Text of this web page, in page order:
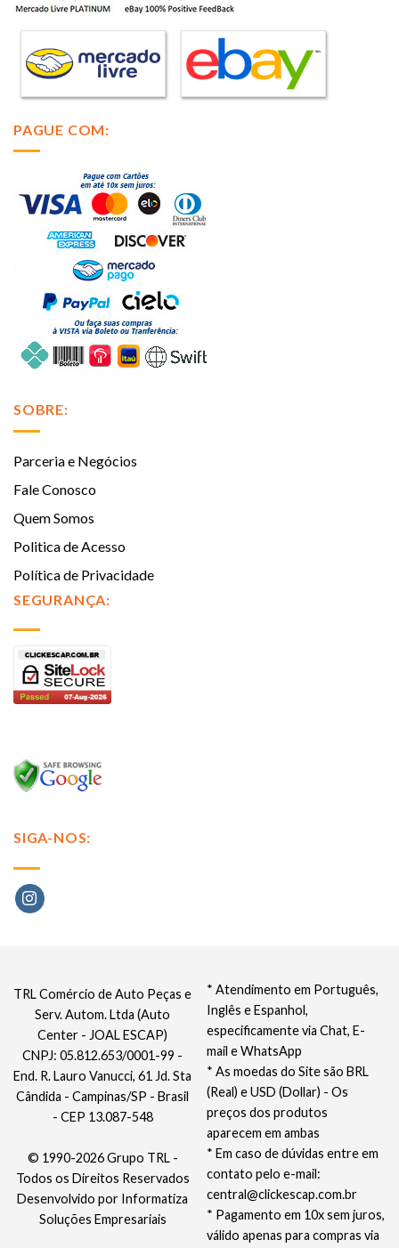
PAGUE COM:
SOBRE:
Parceria e Negócios
Fale Conosco
Quem Somos
Politica de Acesso
Política de Privacidade
SEGURANÇA:
SIGA-NOS:
* Atendimento em Português,
Inglês e Espanhol,
especificamente via Chat, E-
mail e WhatsApp
* As moedas do Site são BRL
(Real) e USD (Dollar) - Os
preços dos produtos
aparecem em ambas
* Em caso de dúvidas entre em
contato pelo e-mail:
central@clickescap.com.br
* Pagamento em 10x sem juros,
válido apenas para compras via
TRL Comércio de Auto Peças e
Serv. Autom. Ltda (Auto
Center - JOAL ESCAP)
CNPJ: 05.812.653/0001-99 -
End. R. Lauro Vanucci, 61 Jd. Sta
Cândida - Campinas/SP - Brasil
- CEP 13.087-548
© 1990-2026 Grupo TRL -
Todos os Direitos Reservados
Desenvolvido por Informatiza
Soluções Empresariais